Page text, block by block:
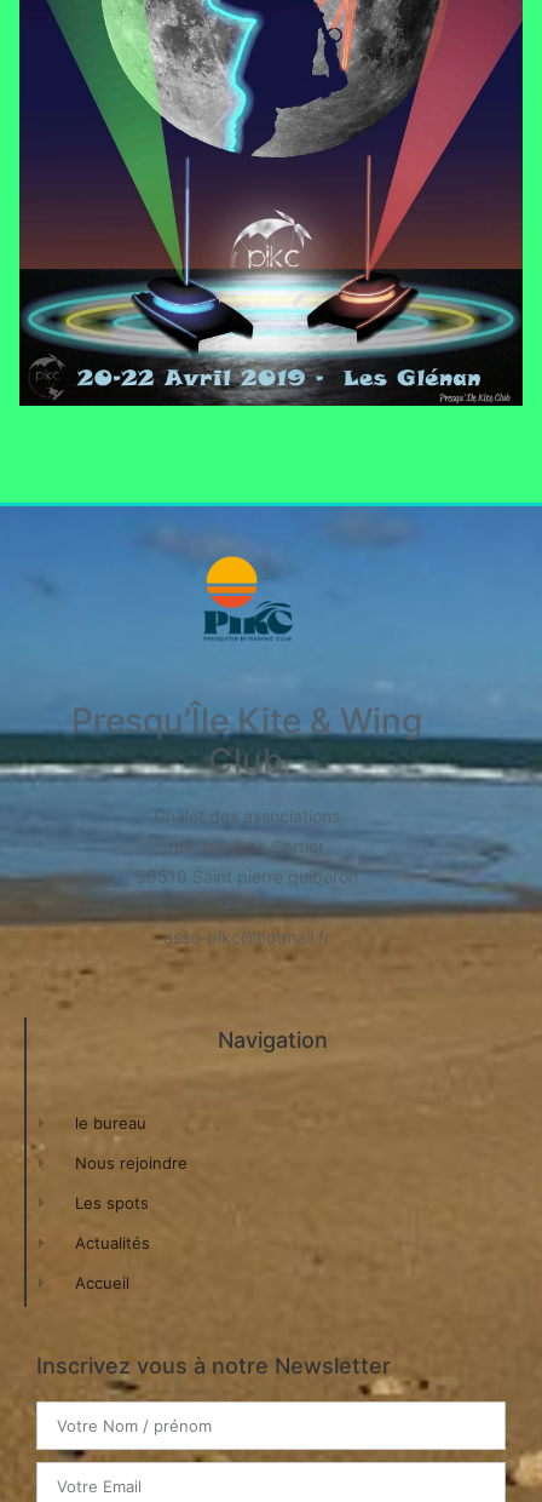
Presqu’Île Kite & Wing
Club
Chalet des associations
rue Jacques Cartier
56510 Saint pierre quiberon
​Email:
asso-pikc@hotmail.fr
Navigation
le bureau
Nous rejoindre
Les spots
Actualités
Accueil
Inscrivez vous à notre Newsletter